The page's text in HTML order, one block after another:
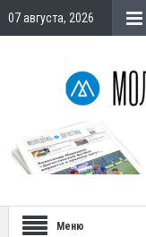
07 августа, 2026
Меню